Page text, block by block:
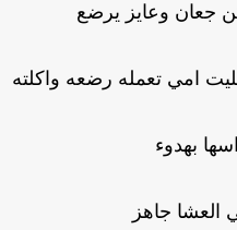
وعايز يرضع
امي تعمله رضعه واكلته
بهدوء
جاهز